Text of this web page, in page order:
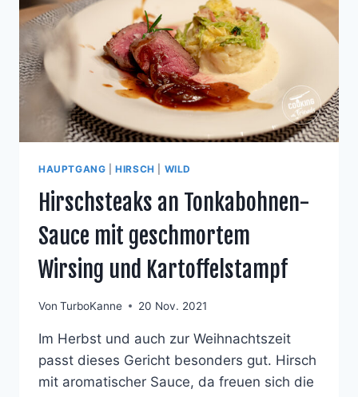
BEEREN
HAUPTGANG |HIRSCH WILD
Hirschsteaks an Tonkabohnen-
Sauce mit geschmortem
Wirsing und Kartoffelstampf
Von TurboKanne 20 Nov. 2021
Im Herbst und auch zur Weihnachtszeit
passt dieses Gericht besonders gut. Hirsch
mit aromatischer Sauce, da freuen sich die